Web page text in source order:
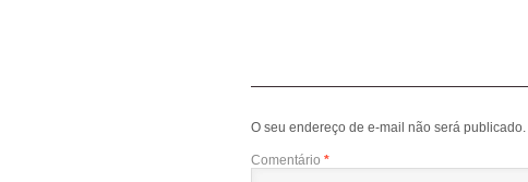
O seu endereço de e-mail não será publicado.
Comentário *